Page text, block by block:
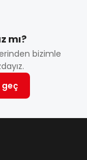
mı?
bizimle